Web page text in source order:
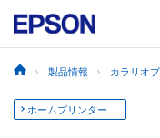
製品情報 カラリオ
ホームプリンター